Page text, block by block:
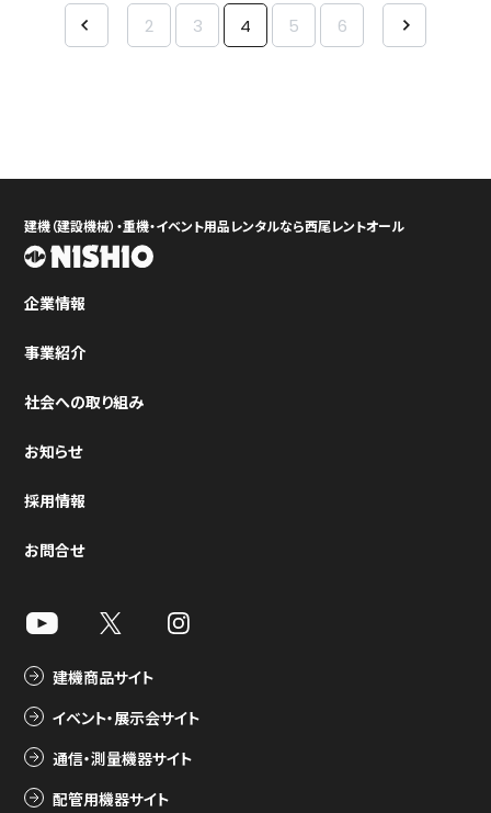
2 3 4 5 6
建機（建設機械）・重機・イベント用品レンタルなら西尾レントオール
企業情報
事業紹介
社会への取り組み
お知らせ
採用情報
お問合せ
建機商品サイト
イベント・展示会サイト
通信・測量機器サイト
配管用機器サイト